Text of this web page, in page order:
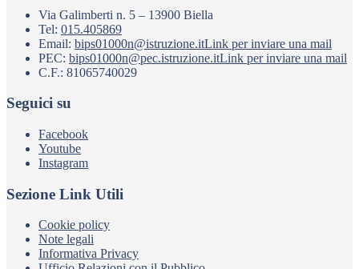
Via Galimberti n. 5 – 13900 Biella
Tel: 015.405869
Email: bips01000n@istruzione.itLink per inviare una mail
PEC: bips01000n@pec.istruzione.itLink per inviare una mail
C.F.: 81065740029
Seguici su
Facebook
Youtube
Instagram
Sezione Link Utili
Cookie policy
Note legali
Informativa Privacy